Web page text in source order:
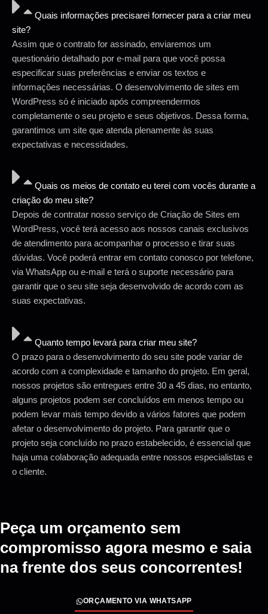
Quais informações precisarei fornecer para a criar meu
site?
Assim que o contrato for assinado, enviaremos um
questionário detalhado por e-mail para que você possa
especificar suas preferências e enviar os textos e
informações necessárias. O desenvolvimento de sites em
WordPress só é iniciado após compreendermos
completamente o seu projeto e seus objetivos. Dessa forma,
garantimos um site que atenda plenamente às suas
expectativas e necessidades.
Quais os meios de contato eu terei com vocês durante a
criação do meu site?
Depois de contratar nosso serviço de Criação de Sites em
WordPress, você terá acesso aos nossos canais exclusivos
de atendimento para acompanhar o processo e tirar suas
dúvidas. Você poderá entrar em contato conosco por telefone,
via WhatsApp ou e-mail e terá o suporte necessário para
garantir que o seu site seja desenvolvido de acordo com as
suas expectativas.
Quanto tempo levará para criar meu site?
O prazo para o desenvolvimento do seu site pode variar de
acordo com a complexidade e tamanho do projeto. Em geral,
nossos projetos são entregues entre 30 a 45 dias, no entanto,
alguns projetos podem ser concluídos em menos tempo ou
podem levar mais tempo devido a vários fatores que podem
afetar o desenvolvimento do projeto. Para garantir que o
projeto seja concluído no prazo estabelecido, é essencial que
haja uma colaboração adequada entre nossos especialistas e
o cliente.
Peça um orçamento sem
compromisso agora mesmo e saia
na frente dos seus concorrentes!
ORÇAMENTO VIA WHATSAPP